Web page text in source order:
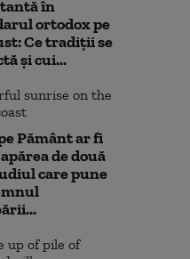
în
ortodox pe
Ce tradiții se
și cui...
Pământ ar fi
de două
care pune